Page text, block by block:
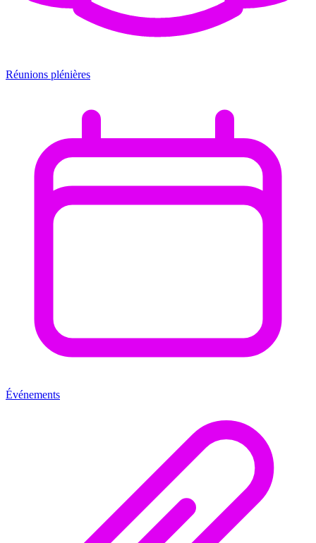
Réunions plénières
Événements